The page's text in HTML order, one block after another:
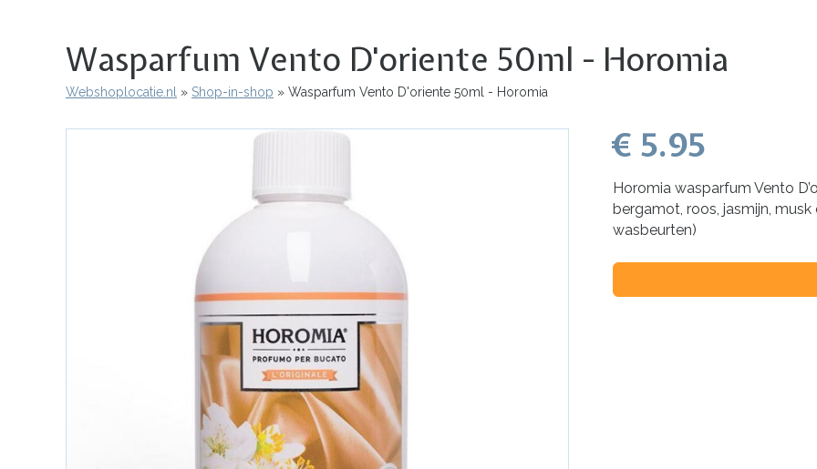
Wasparfum Vento D'oriente 50ml - Horomia
Kruimelpad
Webshoplocatie.nl Shop-in-shop Wasparfum Vento D'oriente 50ml - Horomia
€ 5.95
Horomia wasparfum Vento
bergamot, roos, jasmijn,
wasbeurten)